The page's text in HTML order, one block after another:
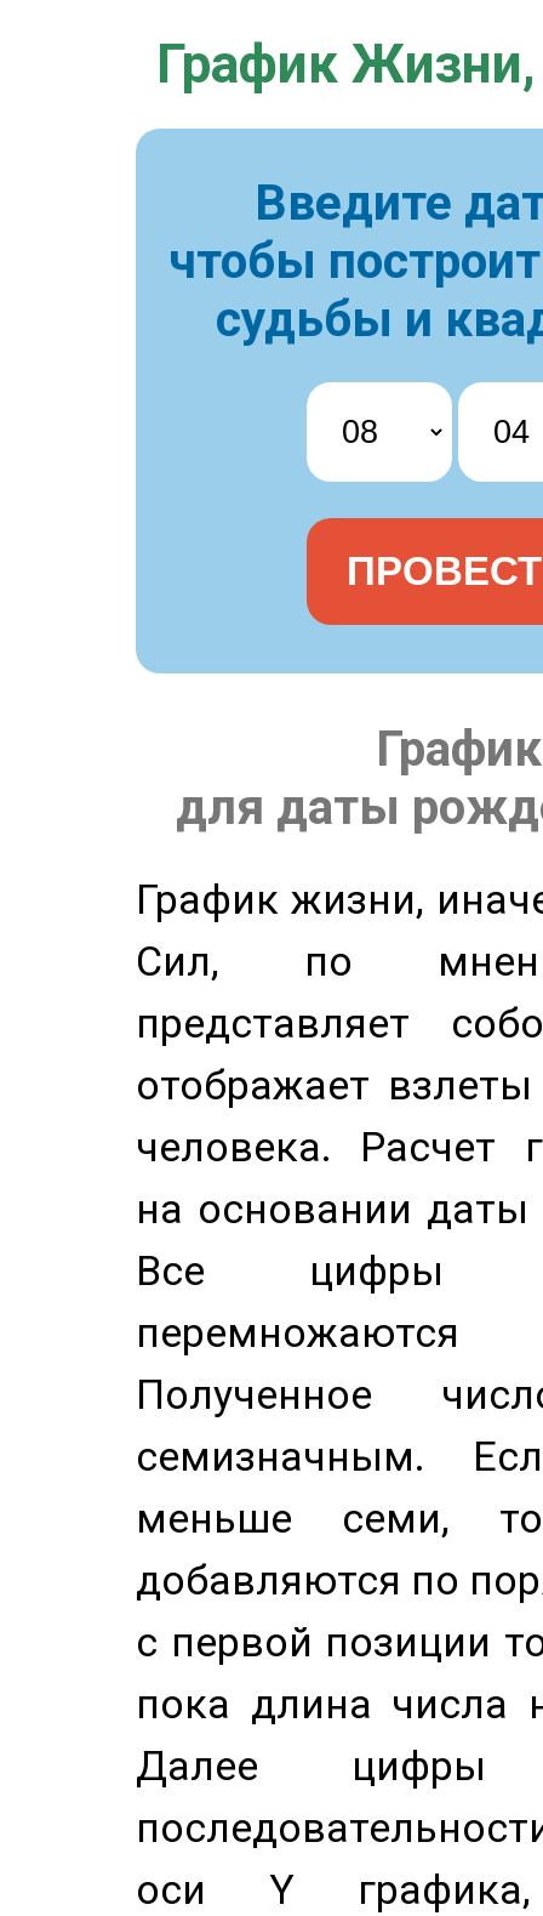
График Жизни,
Введите
чтобы
судьбы и
для даты
График жизни,
Сил, по
представляет
отображает
человека. Расчет
на основании
Все цифры
Полученное
семизначным.
меньше семи,
добавляются по
с первой позиции
пока длина числа
Далее цифры
оси Y